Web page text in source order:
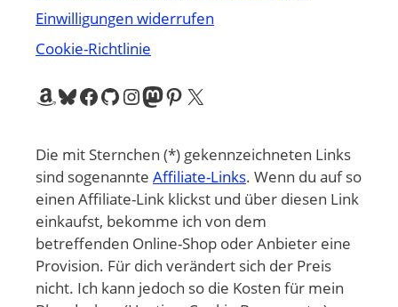
Einwilligungen widerrufen
Cookie-Richtlinie
Amazon
Bluesky
Facebook
GitHub
Instagram
Mastodon
Pinterest
X
Die mit Sternchen (*) gekennzeichneten Links
sind sogenannte Affiliate-Links. Wenn du auf so
einen Affiliate-Link klickst und über diesen Link
einkaufst, bekomme ich von dem
betreffenden Online-Shop oder Anbieter eine
Provision. Für dich verändert sich der Preis
nicht. Ich kann jedoch so die Kosten für mein